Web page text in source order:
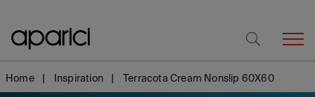
Home Inspiration Terracota Cream Nonslip 60X60